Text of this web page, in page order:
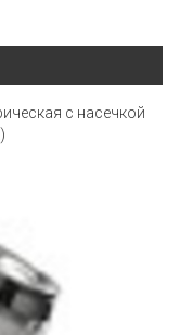
с насечкой